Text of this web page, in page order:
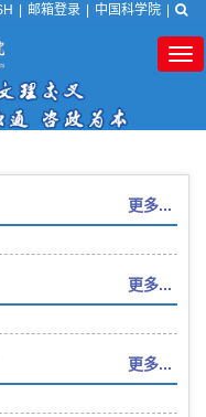
邮箱登录 中国科学院
更多...
更多...
更多...